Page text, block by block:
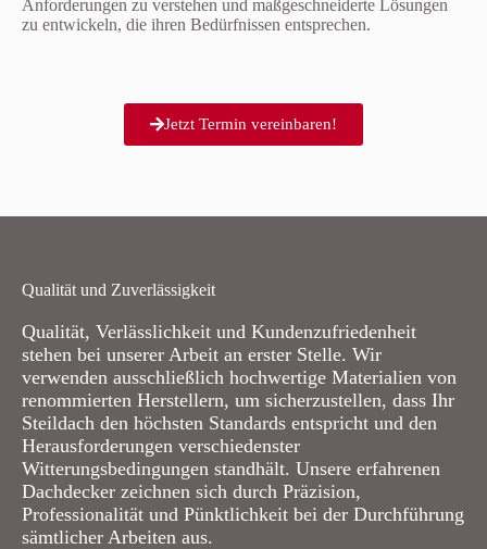
Anforderungen zu verstehen und maßgeschneiderte Lösungen
zu entwickeln, die ihren Bedürfnissen entsprechen.
Jetzt Termin vereinbaren!
Qualität und Zuverlässigkeit
Qualität, Verlässlichkeit und Kundenzufriedenheit
stehen bei unserer Arbeit an erster Stelle. Wir
verwenden ausschließlich hochwertige Materialien von
renommierten Herstellern, um sicherzustellen, dass Ihr
Steildach den höchsten Standards entspricht und den
Herausforderungen verschiedenster
Witterungsbedingungen standhält. Unsere erfahrenen
Dachdecker zeichnen sich durch Präzision,
Professionalität und Pünktlichkeit bei der Durchführung
sämtlicher Arbeiten aus.